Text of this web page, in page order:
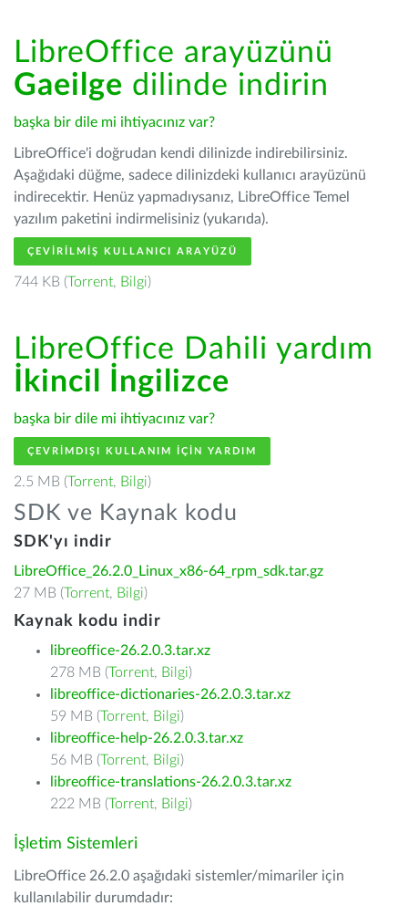
LibreOffice arayüzünü
Gaeilge dilinde indirin
başka bir dile mi ihtiyacınız var?
LibreOffice'i doğrudan kendi dilinizde indirebilirsiniz.
Aşağıdaki düğme, sadece dilinizdeki kullanıcı arayüzünü
indirecektir. Henüz yapmadıysanız, LibreOffice Temel
yazılım paketini indirmelisiniz (yukarıda).
ÇEVIRILMIŞ KULLANICI ARAYÜZÜ
744 KB (Torrent, Bilgi)
LibreOffice Dahili yardım
İkincil İngilizce
başka bir dile mi ihtiyacınız var?
ÇEVRIMDIŞI KULLANIM IÇIN YARDIM
2.5 MB (Torrent, Bilgi)
SDK ve Kaynak kodu
SDK'yı indir
LibreOffice_26.2.0_Linux_x86-64_rpm_sdk.tar.gz
27 MB (Torrent, Bilgi)
Kaynak kodu indir
libreoffice-26.2.0.3.tar.xz
278 MB (Torrent, Bilgi)
libreoffice-dictionaries-26.2.0.3.tar.xz
59 MB (Torrent, Bilgi)
libreoffice-help-26.2.0.3.tar.xz
56 MB (Torrent, Bilgi)
libreoffice-translations-26.2.0.3.tar.xz
222 MB (Torrent, Bilgi)
İşletim Sistemleri
LibreOffice 26.2.0 aşağıdaki sistemler/mimariler için
kullanılabilir durumdadır: